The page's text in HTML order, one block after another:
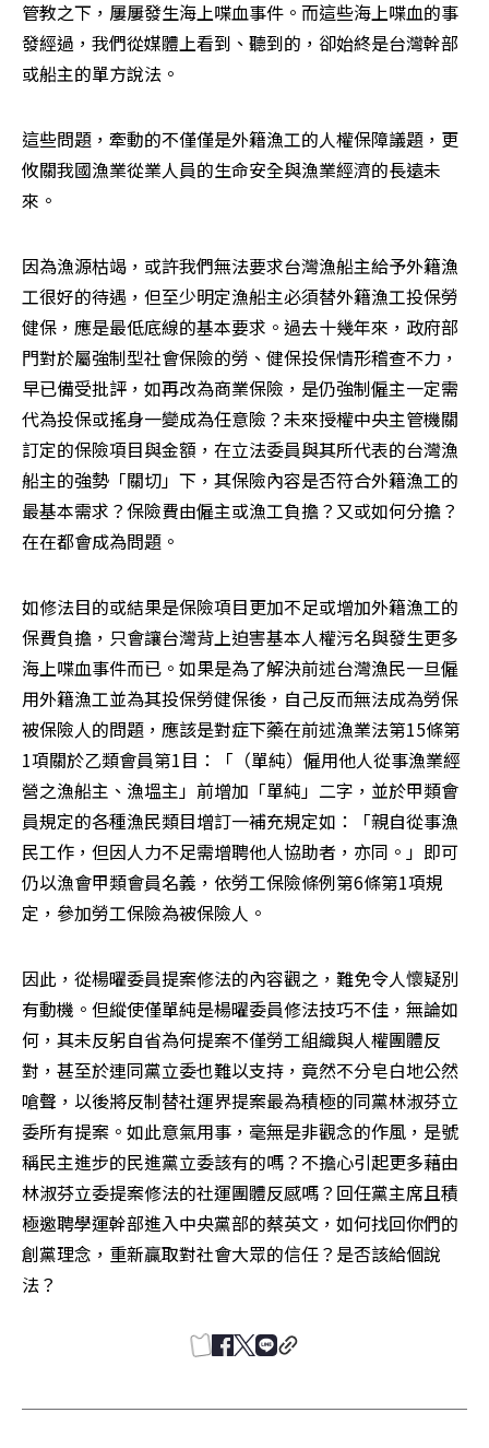
管教之下，屢屢發生海上喋血事件。而這些海上喋血的事
發經過，我們從媒體上看到、聽到的，卻始終是台灣幹部
或船主的單方說法。
這些問題，牽動的不僅僅是外籍漁工的人權保障議題，更
攸關我國漁業從業人員的生命安全與漁業經濟的長遠未
來。
因為漁源枯竭，或許我們無法要求台灣漁船主給予外籍漁
工很好的待遇，但至少明定漁船主必須替外籍漁工投保勞
健保，應是最低底線的基本要求。過去十幾年來，政府部
門對於屬強制型社會保險的勞、健保投保情形稽查不力，
早已備受批評，如再改為商業保險，是仍強制僱主一定需
代為投保或搖身一變成為任意險？未來授權中央主管機關
訂定的保險項目與金額，在立法委員與其所代表的台灣漁
船主的強勢「關切」下，其保險內容是否符合外籍漁工的
最基本需求？保險費由僱主或漁工負擔？又或如何分擔？
在在都會成為問題。
如修法目的或結果是保險項目更加不足或增加外籍漁工的
保費負擔，只會讓台灣背上迫害基本人權污名與發生更多
海上喋血事件而已。如果是為了解決前述台灣漁民一旦僱
用外籍漁工並為其投保勞健保後，自己反而無法成為勞保
被保險人的問題，應該是對症下藥在前述漁業法第15條第
1項關於乙類會員第1目：「（單純）僱用他人從事漁業經
營之漁船主、漁塭主」前增加「單純」二字，並於甲類會
員規定的各種漁民類目增訂一補充規定如：「親自從事漁
民工作，但因人力不足需增聘他人協助者，亦同。」即可
仍以漁會甲類會員名義，依勞工保險條例第6條第1項規
定，參加勞工保險為被保險人。
因此，從楊曜委員提案修法的內容觀之，難免令人懷疑別
有動機。但縱使僅單純是楊曜委員修法技巧不佳，無論如
何，其未反躬自省為何提案不僅勞工組織與人權團體反
對，甚至於連同黨立委也難以支持，竟然不分皂白地公然
嗆聲，以後將反制替社運界提案最為積極的同黨林淑芬立
委所有提案。如此意氣用事，毫無是非觀念的作風，是號
稱民主進步的民進黨立委該有的嗎？不擔心引起更多藉由
林淑芬立委提案修法的社運團體反感嗎？回任黨主席且積
極邀聘學運幹部進入中央黨部的蔡英文，如何找回你們的
創黨理念，重新贏取對社會大眾的信任？是否該給個說
法？